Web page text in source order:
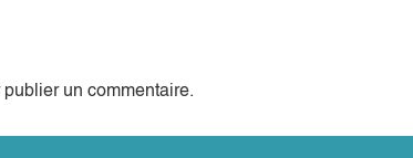
un commentaire.